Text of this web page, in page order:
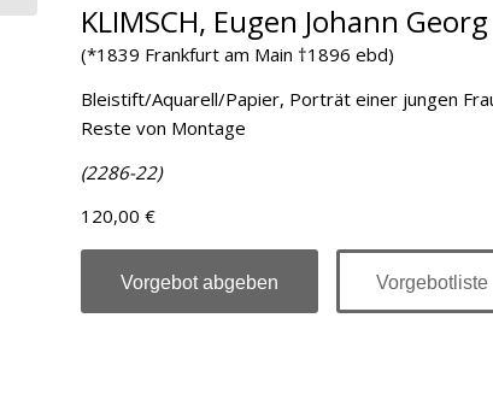
KLIMSCH, Eugen Johann Georg
(*1839 Frankfurt am Main †1896 ebd)
Bleistift/Aquarell/Papier, Porträt einer jungen
Reste von Montage
(2286-22)
120,00 €
Vorgebot abgeben Vorgebotliste